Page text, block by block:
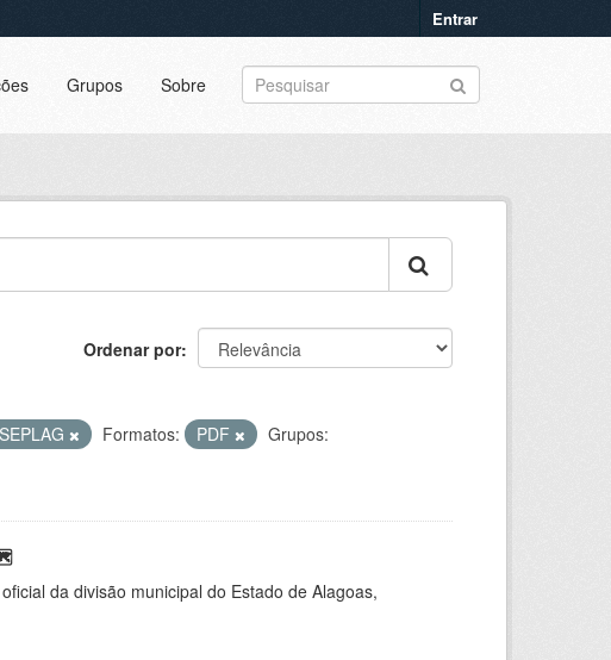
Entrar
Grupos Sobre
Ordenar por
Formatos: PDF
Grupos:
da divisão municipal do Estado de Alagoas,